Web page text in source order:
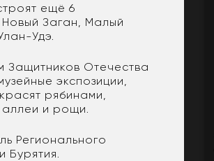
ещё 6
Заган, Малый
Удэ.
Защитников Отечества
экспозиции,
рябинами,
и рощи.
Регионального